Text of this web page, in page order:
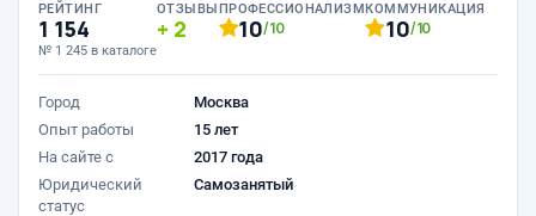
РЕЙТИНГ
1 154
№ 1 245 в каталоге
ОТЗЫВЫ
2
ПРОФЕССИОНАЛИЗМ
10/10
КОММУНИКАЦИЯ
10/10
Город
Москва
Опыт работы
15 лет
На сайте с
2017 года
Юридический
статус
Самозанятый